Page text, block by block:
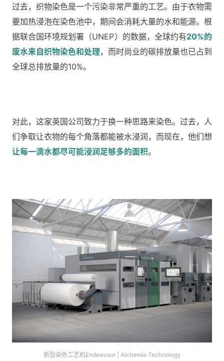
过去，织物染色是一个污染非常严重的工艺。由于衣物需
要加热浸泡在染色池中，期间会消耗大量的水和能源。根
据联合国环境规划署（UNEP）的数据，全球约有20%的
废水来自织物染色和处理，而时尚业的碳排放量也已占到
全球总排放量的10%。
对此，这家英国公司致力于换一种思路来染色。过去，人
们争取让衣物的每个角落都能被水浸润，而现在，他们想
让每一滴水都尽可能浸润足够多的面积。
新型染色工艺机Endeavour | Alchemie Technology